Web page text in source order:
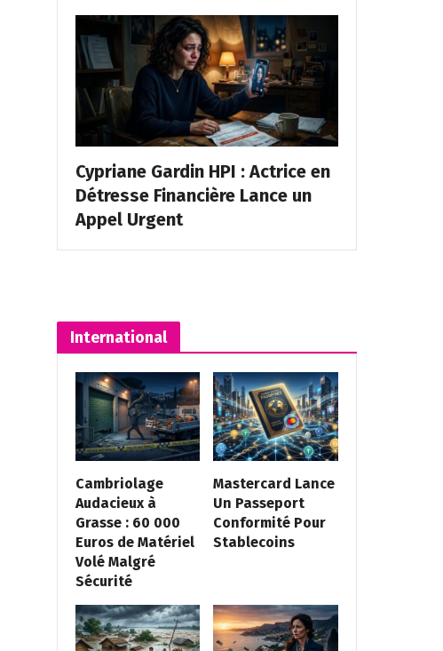
Cypriane Gardin HPI : Actrice en
Détresse Financière Lance un
Appel Urgent
International
Cambriolage
Audacieux à
Grasse : 60 000
Euros de Matériel
Volé Malgré
Sécurité
Mastercard Lance
Un Passeport
Conformité Pour
Stablecoins